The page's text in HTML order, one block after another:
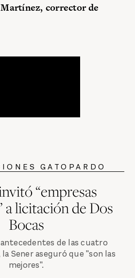
corrector de
GATOPARDO
“empresas
a licitación de Dos
Bocas
de las cuatro
Sener aseguró que "son las
mejores".